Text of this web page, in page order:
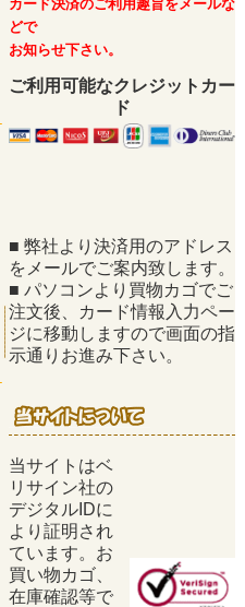
カード決済のご利用趣旨をメールな
どで
お知らせ下さい。
ご利用可能なクレジットカー
ド
■ 弊社より決済用のアドレス
をメールでご案内致します。
■ パソコンより買物カゴでご
注文後、カード情報入力ペー
ジに移動しますので画面の指
示通りお進み下さい。
当サイトはベ
リサイン社の
デジタルIDに
より証明され
ています。お
買い物カゴ、
在庫確認等で